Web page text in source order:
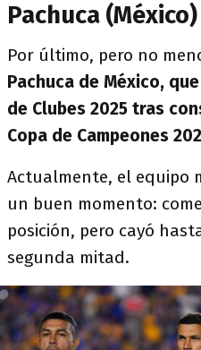
Pachuca (México)
Por último, pero no
Pachuca de México,
de Clubes 2025 tras
Copa de Campeones
Actualmente, el equipo
un buen momento:
posición, pero cayó
segunda mitad.